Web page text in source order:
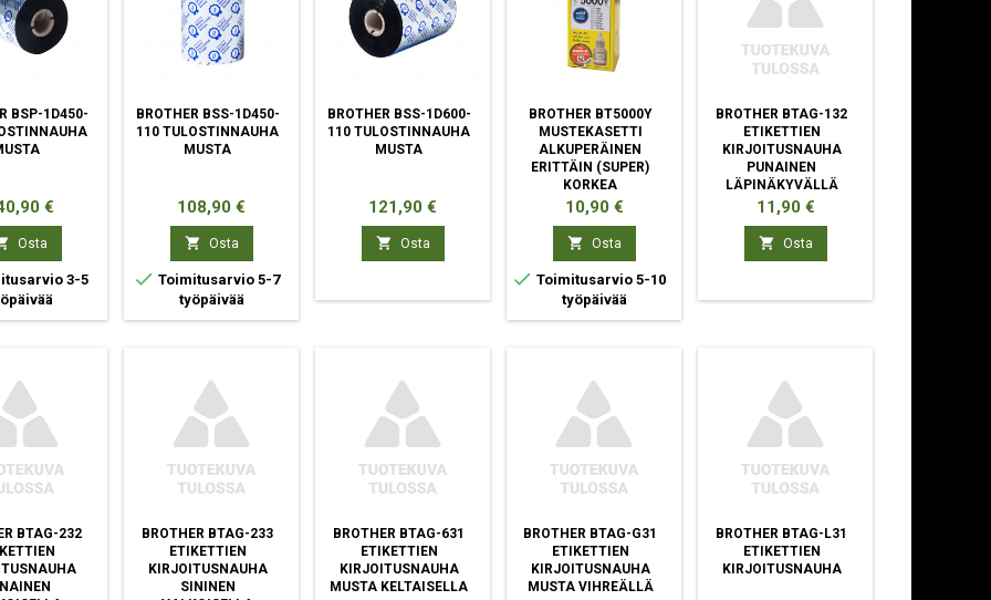
BSP-1D450-
€
Osta
3-5
BROTHER BSS-1D450-
110 TULOSTINNAUHA
MUSTA
Hinta
108,90 €
 Osta
 Toimitusarvio 5-7
työpäivää
BROTHER BSS-1D600-
110 TULOSTINNAUHA
MUSTA
Hinta
121,90 €
 Osta
BROTHER BT5000Y
MUSTEKASETTI
ALKUPERÄINEN
ERITTÄIN (SUPER)
KORKEA
VÄRINTUOTTO
KELTAINEN
Hinta
10,90 €
 Osta
 Toimitusarvio 5-10
työpäivää
BROTHER BTAG-132
ETIKETTIEN
KIRJOITUSNAUHA
PUNAINEN
LÄPINÄKYVÄLLÄ
Hinta
11,90 €
 Osta
BTAG-232
BROTHER BTAG-233
ETIKETTIEN
KIRJOITUSNAUHA
SININEN
BROTHER BTAG-631
ETIKETTIEN
KIRJOITUSNAUHA
MUSTA KELTAISELLA
BROTHER BTAG-G31
ETIKETTIEN
KIRJOITUSNAUHA
MUSTA VIHREÄLLÄ
BROTHER BTAG-L31
ETIKETTIEN
KIRJOITUSNAUHA